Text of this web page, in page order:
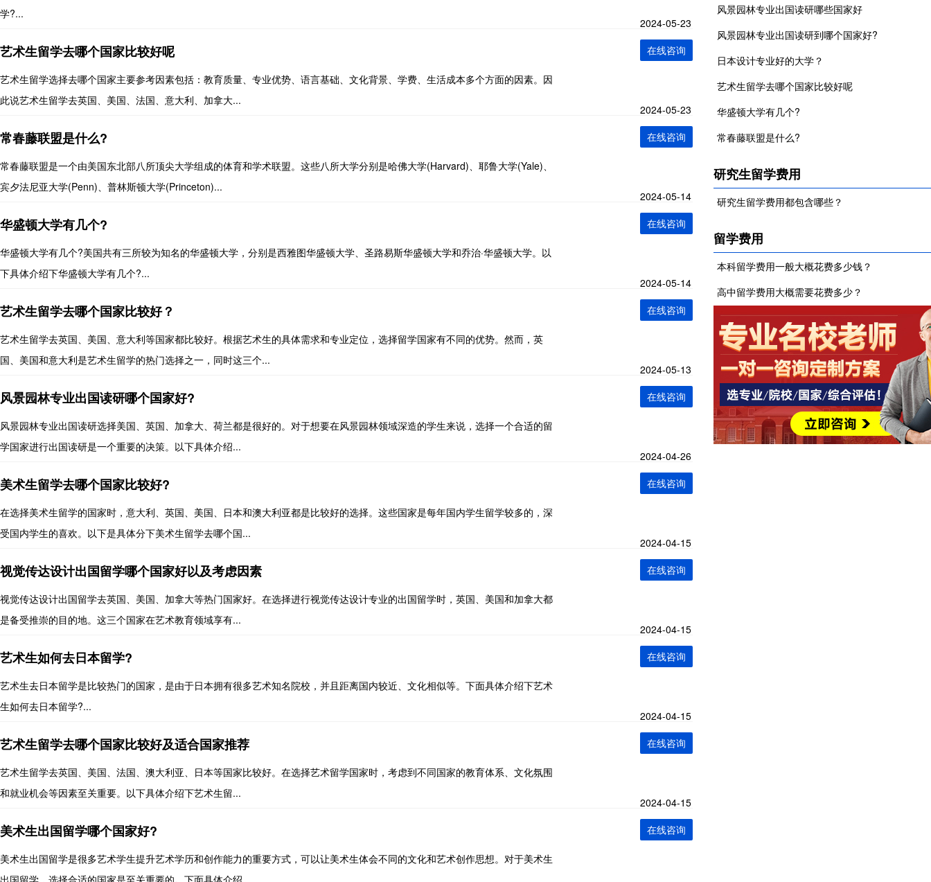
学?...
2024-05-23
艺术生留学去哪个国家比较好呢
艺术生留学选择去哪个国家主要参考因素包括：教育质量、专业优势、语言基础、文化背景、学费、生活成本多个方面的因素。因
此说艺术生留学去英国、美国、法国、意大利、加拿大...
在线咨询
2024-05-23
常春藤联盟是什么?
常春藤联盟是一个由美国东北部八所顶尖大学组成的体育和学术联盟。这些八所大学分别是哈佛大学(Harvard)、耶鲁大学(Yale)、
宾夕法尼亚大学(Penn)、普林斯顿大学(Princeton)...
在线咨询
2024-05-14
华盛顿大学有几个?
华盛顿大学有几个?美国共有三所较为知名的华盛顿大学，分别是西雅图华盛顿大学、圣路易斯华盛顿大学和乔治·华盛顿大学。以
下具体介绍下华盛顿大学有几个?...
在线咨询
2024-05-14
艺术生留学去哪个国家比较好？
艺术生留学去英国、美国、意大利等国家都比较好。根据艺术生的具体需求和专业定位，选择留学国家有不同的优势。然而，英
国、美国和意大利是艺术生留学的热门选择之一，同时这三个...
在线咨询
2024-05-13
风景园林专业出国读研哪个国家好?
风景园林专业出国读研选择美国、英国、加拿大、荷兰都是很好的。对于想要在风景园林领域深造的学生来说，选择一个合适的留
学国家进行出国读研是一个重要的决策。以下具体介绍...
在线咨询
2024-04-26
美术生留学去哪个国家比较好?
在选择美术生留学的国家时，意大利、英国、美国、日本和澳大利亚都是比较好的选择。这些国家是每年国内学生留学较多的，深
受国内学生的喜欢。以下是具体分下美术生留学去哪个国...
在线咨询
2024-04-15
视觉传达设计出国留学哪个国家好以及考虑因素
视觉传达设计出国留学去英国、美国、加拿大等热门国家好。在选择进行视觉传达设计专业的出国留学时，英国、美国和加拿大都
是备受推崇的目的地。这三个国家在艺术教育领域享有...
在线咨询
2024-04-15
艺术生如何去日本留学?
艺术生去日本留学是比较热门的国家，是由于日本拥有很多艺术知名院校，并且距离国内较近、文化相似等。下面具体介绍下艺术
生如何去日本留学?...
在线咨询
2024-04-15
艺术生留学去哪个国家比较好及适合国家推荐
艺术生留学去英国、美国、法国、澳大利亚、日本等国家比较好。在选择艺术留学国家时，考虑到不同国家的教育体系、文化氛围
和就业机会等因素至关重要。以下具体介绍下艺术生留...
在线咨询
2024-04-15
美术生出国留学哪个国家好?
美术生出国留学是很多艺术学生提升艺术学历和创作能力的重要方式，可以让美术生体会不同的文化和艺术创作思想。对于美术生
出国留学，选择合适的国家是至关重要的。下面具体介绍...
在线咨询
风景园林专业出国读研哪些国家好
风景园林专业出国读研到哪个国家好?
日本设计专业好的大学？
艺术生留学去哪个国家比较好呢
华盛顿大学有几个?
常春藤联盟是什么?
研究生留学费用
研究生留学费用都包含哪些？
留学费用
本科留学费用一般大概花费多少钱？
高中留学费用大概需要花费多少？